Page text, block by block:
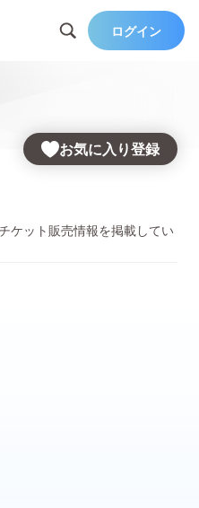
ログイン
お気に入り登録
ケット販売情報を掲載してい